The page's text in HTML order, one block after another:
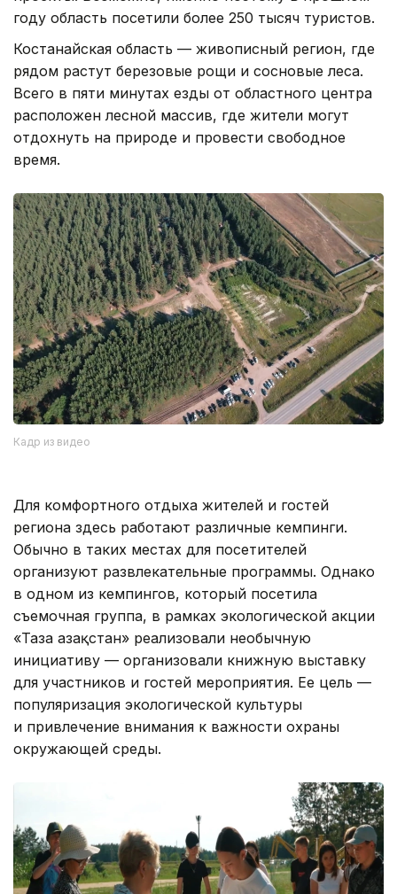
году область посетили более 250 тысяч туристов.
Костанайская область — живописный регион, где
рядом растут березовые рощи и сосновые леса.
Всего в пяти минутах езды от областного центра
расположен лесной массив, где жители могут
отдохнуть на природе и провести свободное
время.
Кадр из видео
Для комфортного отдыха жителей и гостей
региона здесь работают различные кемпинги.
Обычно в таких местах для посетителей
организуют развлекательные программы. Однако
в одном из кемпингов, который посетила
съемочная группа, в рамках экологической акции
«Таза Қазақстан» реализовали необычную
инициативу — организовали книжную выставку
для участников и гостей мероприятия. Ее цель —
популяризация экологической культуры
и привлечение внимания к важности охраны
окружающей среды.